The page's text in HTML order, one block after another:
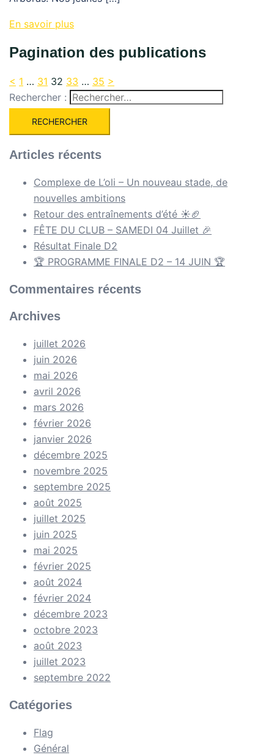
En savoir plus
Pagination des publications
< 1 … 31 32 33 … 35 >
Rechercher :
Articles récents
Complexe de L’oli – Un nouveau stade, de
nouvelles ambitions
Retour des entraînements d’été ☀️🏈
FÊTE DU CLUB – SAMEDI 04 Juillet 🎉
Résultat Finale D2
🏆 PROGRAMME FINALE D2 – 14 JUIN 🏆
Commentaires récents
Archives
juillet 2026
juin 2026
mai 2026
avril 2026
mars 2026
février 2026
janvier 2026
décembre 2025
novembre 2025
septembre 2025
août 2025
juillet 2025
juin 2025
mai 2025
février 2025
août 2024
février 2024
décembre 2023
octobre 2023
août 2023
juillet 2023
septembre 2022
Catégories
Flag
Général